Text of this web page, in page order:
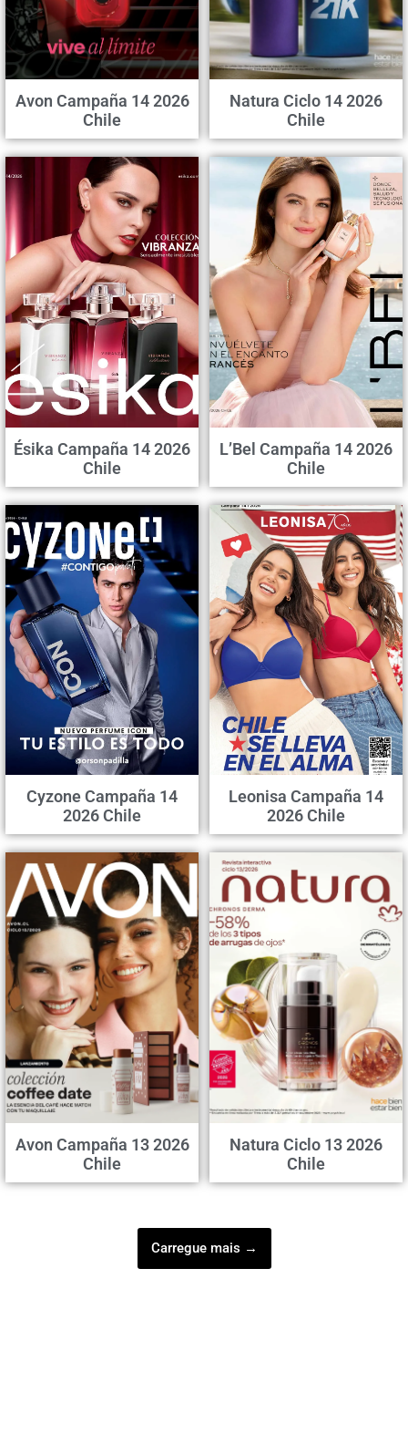
Avon Campaña 14 2026
Chile
Natura Ciclo 14 2026
Chile
Ésika Campaña 14 2026
Chile
L’Bel Campaña 14 2026
Chile
Cyzone Campaña 14
2026 Chile
Leonisa Campaña 14
2026 Chile
Avon Campaña 13 2026
Chile
Natura Ciclo 13 2026
Chile
Carregue mais →